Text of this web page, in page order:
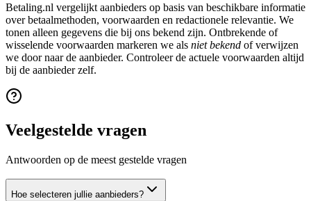
Betaling.nl vergelijkt aanbieders op basis van beschikbare informatie
over betaalmethoden, voorwaarden en redactionele relevantie. We
tonen alleen gegevens die bij ons bekend zijn. Ontbrekende of
wisselende voorwaarden markeren we als niet bekend of verwijzen
we door naar de aanbieder. Controleer de actuele voorwaarden altijd
bij de aanbieder zelf.
Veelgestelde vragen
Antwoorden op de meest gestelde vragen
Hoe selecteren jullie aanbieders?